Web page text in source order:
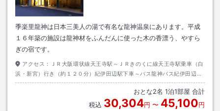
季楽里龍神は日本三美人の湯で有名な龍神温泉にあります。平成
１６年築の施設は龍神材をふんだんに使った木の香漂う、やすら
ぎの宿です。
アクセス：
ＪＲ大阪環状線天王寺駅～ＪＲきのくに線天王寺駅乗車（白
浜・新宮）行き（約１２０分）紀伊田辺駅下車～バス龍神バス紀伊田辺駅
乗車（龍神温泉）行き（約８０分）季楽里前駅下車～徒歩（約０分）
おとな2名 1泊1部屋 合計
税込 30,304円 〜 45,100円